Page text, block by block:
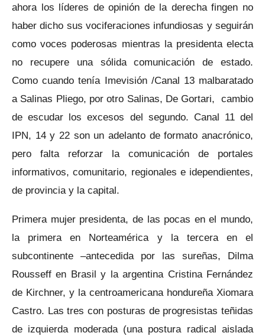
ahora los líderes de opinión de la derecha fingen no
haber dicho sus vociferaciones infundiosas y seguirán
como voces poderosas mientras la presidenta electa
no recupere una sólida comunicación de estado.
Como cuando tenía Imevisión /Canal 13 malbaratado
a Salinas Pliego, por otro Salinas, De Gortari, cambio
de escudar los excesos del segundo. Canal 11 del
IPN, 14 y 22 son un adelanto de formato anacrónico,
pero falta reforzar la comunicación de portales
informativos, comunitario, regionales e idependientes,
de provincia y la capital.
Primera mujer presidenta, de las pocas en el mundo,
la primera en Norteamérica y la tercera en el
subcontinente –antecedida por las sureñas, Dilma
Rousseff en Brasil y la argentina Cristina Fernández
de Kirchner, y la centroamericana hondureña Xiomara
Castro. Las tres con posturas de progresistas teñidas
de izquierda moderada (una postura radical aislada